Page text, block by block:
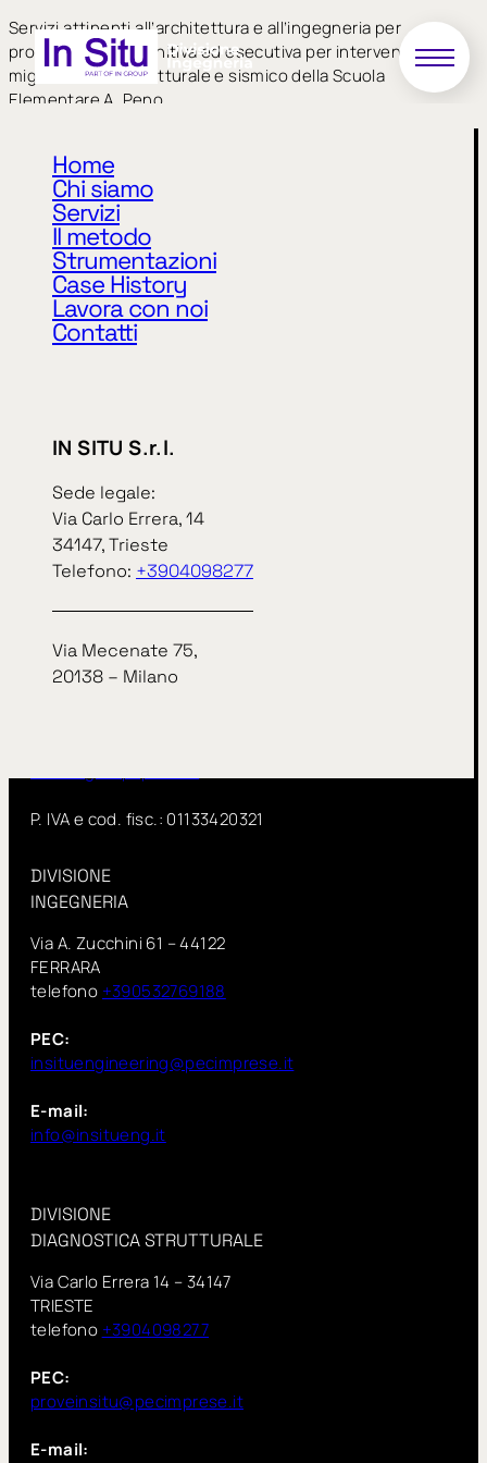
Home
Chi siamo
Servizi
Il metodo
Strumentazioni
Case History
Lavora con noi
Contatti
IN SITU S.r.l.
Sede legale:
Via Carlo Errera, 14
34147, Trieste
Telefono: +3904098277
Via Mecenate 75,
20138 – Milano
Servizi attinenti all’architettura e all’ingegneria per
progettazione definitiva ed esecutiva per intervento di
miglioramento strutturale e sismico della Scuola
Elementare A. Peno
Privacy Policy Cookie Policy
IN SITU S.r.l.
Sede legale:
Via Carlo Errera, 14
34147, Trieste
Via Mecenate 75,
P. IVA e cod. fisc.: 01133420321
DIVISIONE
INGEGNERIA
Via A. Zucchini 61 – 44122
FERRARA
telefono +390532769188
PEC:
insituengineering@pecimprese.it
E-mail:
info@insitueng.it
DIVISIONE
DIAGNOSTICA STRUTTURALE
Via Carlo Errera 14 – 34147
TRIESTE
telefono +3904098277
PEC:
proveinsitu@pecimprese.it
E-mail: